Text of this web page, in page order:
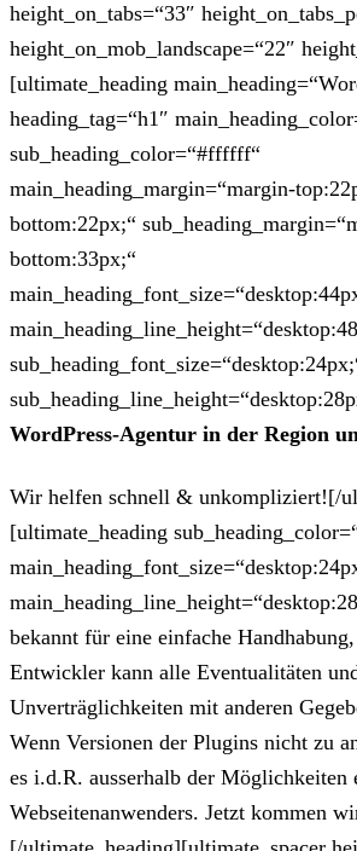
height_on_tabs=“33″
height_on_mob_landscape=“22″
[ultimate_heading
heading_tag=“h1″
sub_heading_color=“#ffffff“
main_heading_margin=“margin-
bottom:22px;“
bottom:33px;“
WordPress-Agentur in der Region
Wir helfen schnell & unkompliziert![/
[ultimate_heading
bekannt für eine einfache
Entwickler kann alle Eventualitäten
Unverträglichkeiten mit anderen
Wenn Versionen der Plugins nicht zu
es i.d.R. ausserhalb der Möglichkeiten
Webseitenanwenders. Jetzt kommen